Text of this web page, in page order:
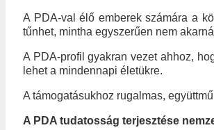
A PDA-val élő emberek számára a
tűnhet, mintha egyszerűen nem
A PDA-profil gyakran vezet ahhoz,
lehet a mindennapi életükre.
A támogatásukhoz rugalmas,
A PDA tudatosság terjesztése